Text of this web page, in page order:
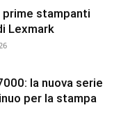
stampanti
Lexmark
la nuova serie
per la stampa